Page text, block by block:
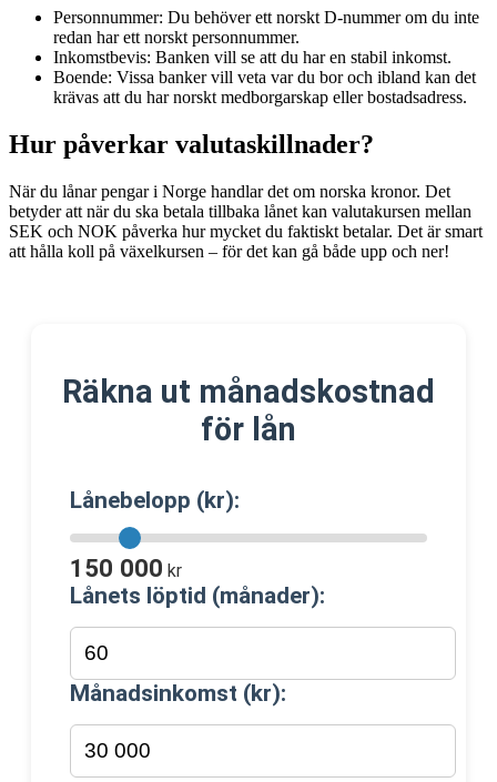
Personnummer: Du behöver ett norskt D-nummer om du inte
redan har ett norskt personnummer.
Inkomstbevis: Banken vill se att du har en stabil inkomst.
Boende: Vissa banker vill veta var du bor och ibland kan det
krävas att du har norskt medborgarskap eller bostadsadress.
Hur påverkar valutaskillnader?
När du lånar pengar i Norge handlar det om norska kronor. Det
betyder att när du ska betala tillbaka lånet kan valutakursen mellan
SEK och NOK påverka hur mycket du faktiskt betalar. Det är smart
att hålla koll på växelkursen – för det kan gå både upp och ner!
Räkna ut månadskostnad
för lån
Lånebelopp (kr):
150 000 kr
Lånets löptid (månader):
Månadsinkomst (kr):